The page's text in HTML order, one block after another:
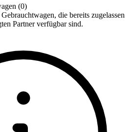
(0)
die bereits zugelassen
Partner verfügbar sind.